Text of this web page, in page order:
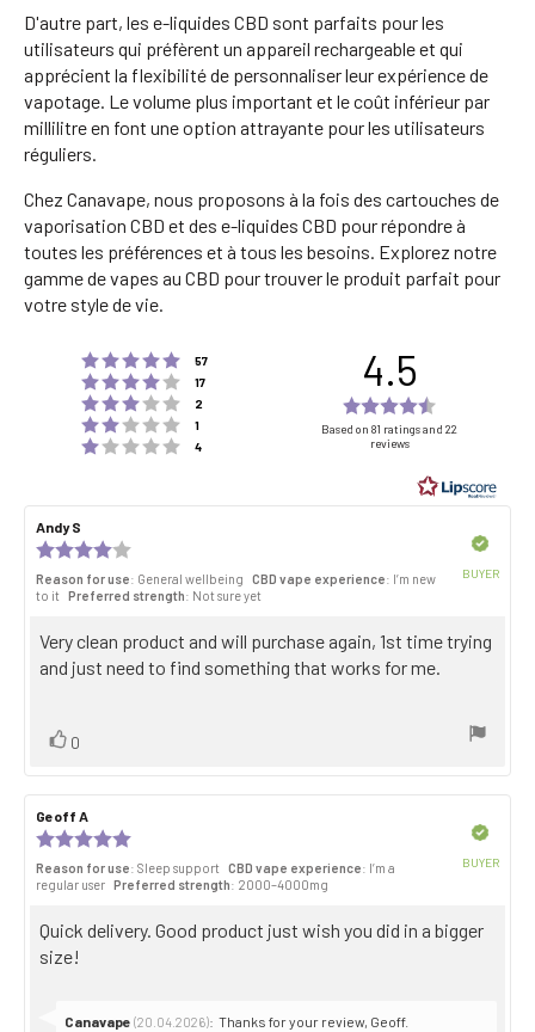
D'autre part, les e-liquides CBD sont parfaits pour les
utilisateurs qui préfèrent un appareil rechargeable et qui
apprécient la flexibilité de personnaliser leur expérience de
vapotage. Le volume plus important et le coût inférieur par
millilitre en font une option attrayante pour les utilisateurs
réguliers.
Chez Canavape, nous proposons à la fois des cartouches de
vaporisation CBD et des e-liquides CBD pour répondre à
toutes les préférences et à tous les besoins. Explorez notre
gamme de vapes au CBD pour trouver le produit parfait pour
votre style de vie.
Rating 5 out of 5 stars
57
Note 4 sur 5 étoiles
17
Note 3 sur 5 étoiles
2
Rating 2 out of 5 stars
1
Note 1 sur 5 étoiles
4
4.5
4.5
of
5
stars
Based on 81 ratings and 22
reviews
Review
author:
Andy S
date:
4.0
out
5
stars
Reason for use: General wellbeing CBD vape experience: I’m new
to it
Preferred strength: Not sure yet
BUYER
Review
text:
Very clean product and will purchase again, 1st time trying
and just need to find something that works for me.
Vote
0
Review
author:
Geoff A
date:
5.0
out
5
Reason for use: Sleep support CBD vape experience: I’m a
regular user Preferred strength: 2000–4000mg
BUYER
Review
text:
Quick delivery. Good product just wish you did in a bigger
size!
Reply
Canavape (20.04.2026): Thanks for your review, Geoff.